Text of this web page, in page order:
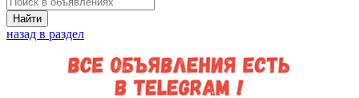
Найти
назад в раздел